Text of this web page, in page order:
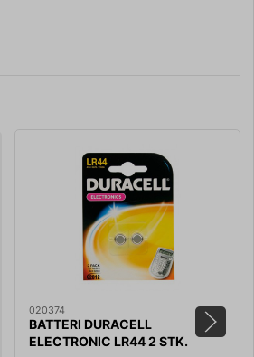
020374
BATTERI DURACELL
ELECTRONIC LR44 2 STK.